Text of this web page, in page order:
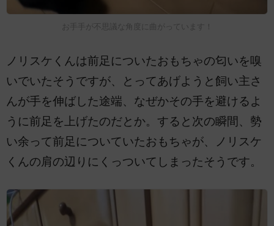
お手手が不思議な角度に曲がっています！
ノリスケくんは前足についたおもちゃの匂いを嗅
いでいたそうですが、とってあげようと飼い主さ
んが手を伸ばした途端、なぜかその手を避けるよ
うに前足を上げたのだとか。すると次の瞬間、勢
い余って前足についていたおもちゃが、ノリスケ
くんの肩の辺りにくっついてしまったそうです。